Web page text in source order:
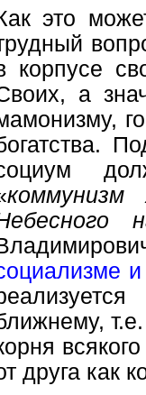
это
корпусе
а
друга как